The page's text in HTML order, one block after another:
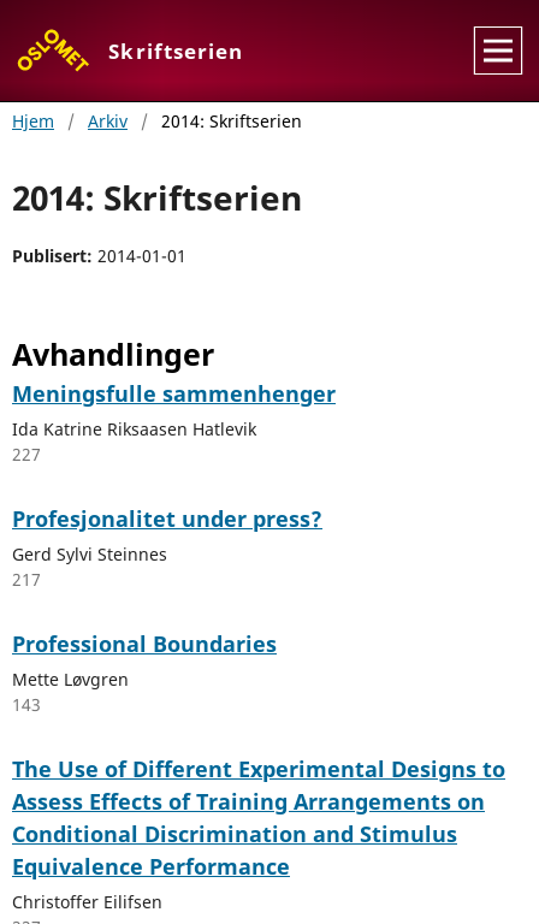
Skriftserien
Hjem / Arkiv / 2014: Skriftserien
2014: Skriftserien
Publisert: 2014-01-01
Avhandlinger
Meningsfulle sammenhenger
Ida Katrine Riksaasen Hatlevik
227
Profesjonalitet under press?
Gerd Sylvi Steinnes
217
Professional Boundaries
Mette Løvgren
143
The Use of Different Experimental Designs to
Assess Effects of Training Arrangements on
Conditional Discrimination and Stimulus
Equivalence Performance
Christoffer Eilifsen